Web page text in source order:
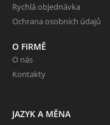
Rychlá objednávka
Ochrana osobních údajů
O FIRMĚ
O nás
Kontakty
JAZYK A MĚNA